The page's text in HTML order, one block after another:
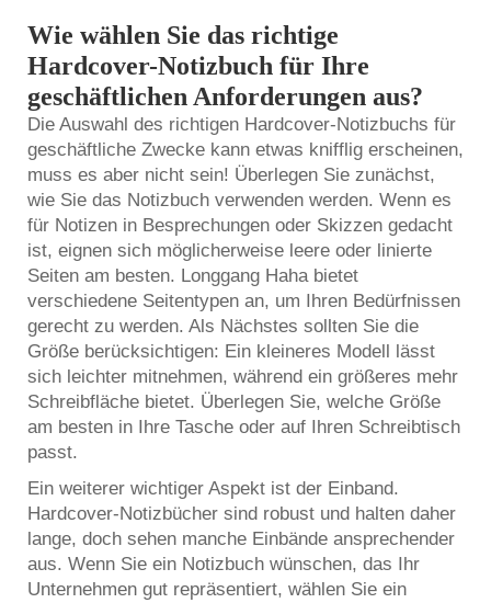
Wie wählen Sie das richtige
Hardcover-Notizbuch für Ihre
geschäftlichen Anforderungen aus?
Die Auswahl des richtigen Hardcover-Notizbuchs für
geschäftliche Zwecke kann etwas knifflig erscheinen,
muss es aber nicht sein! Überlegen Sie zunächst,
wie Sie das Notizbuch verwenden werden. Wenn es
für Notizen in Besprechungen oder Skizzen gedacht
ist, eignen sich möglicherweise leere oder linierte
Seiten am besten. Longgang Haha bietet
verschiedene Seitentypen an, um Ihren Bedürfnissen
gerecht zu werden. Als Nächstes sollten Sie die
Größe berücksichtigen: Ein kleineres Modell lässt
sich leichter mitnehmen, während ein größeres mehr
Schreibfläche bietet. Überlegen Sie, welche Größe
am besten in Ihre Tasche oder auf Ihren Schreibtisch
passt.
Ein weiterer wichtiger Aspekt ist der Einband.
Hardcover-Notizbücher sind robust und halten daher
lange, doch sehen manche Einbände ansprechender
aus. Wenn Sie ein Notizbuch wünschen, das Ihr
Unternehmen gut repräsentiert, wählen Sie ein